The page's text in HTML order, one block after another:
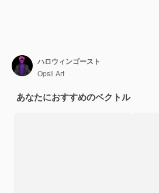
ハロウィンゴースト
Opsil Art
あなたにおすすめのベクトル